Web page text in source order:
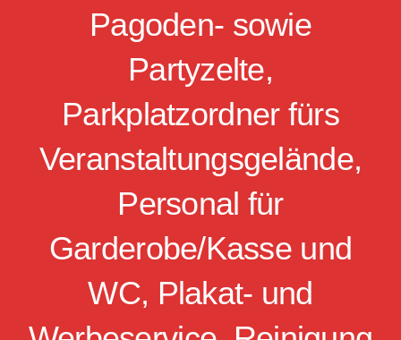
Pagoden- sowie
Partyzelte,
Parkplatzordner fürs
Veranstaltungsgelände,
Personal für
Garderobe/Kasse und
WC, Plakat- und